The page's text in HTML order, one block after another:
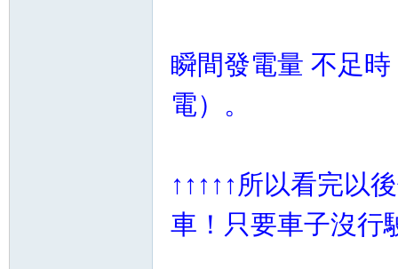
瞬間發電量 不足
電）。
↑↑↑↑↑所以看完以
車！只要車子沒行